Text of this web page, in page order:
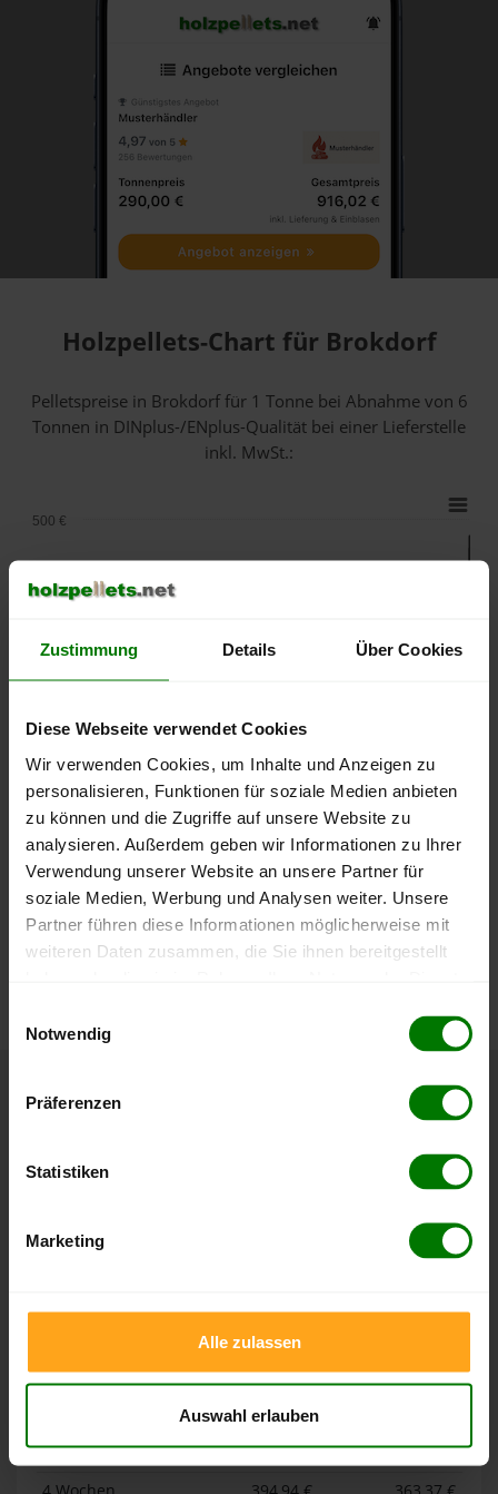
Zustimmung Details Über Cookies
Diese Webseite verwendet Cookies
Wir verwenden Cookies, um Inhalte und Anzeigen zu
personalisieren, Funktionen für soziale Medien anbieten
zu können und die Zugriffe auf unsere Website zu
analysieren. Außerdem geben wir Informationen zu Ihrer
Verwendung unserer Website an unsere Partner für
soziale Medien, Werbung und Analysen weiter. Unsere
Partner führen diese Informationen möglicherweise mit
weiteren Daten zusammen, die Sie ihnen bereitgestellt
Notwendig
Präferenzen
Statistiken
Marketing
Alle zulassen
Auswahl erlauben
Holzpellets-Chart für Brokdorf
Pelletspreise in Brokdorf für 1 Tonne bei Abnahmevon 6
Tonnen in DINplus-/ENplus-Qualität bei einer Lieferstelle
inkl. MwSt.:
lose Ware Sackware
September
Januar
Mai
250 €
300 €
400 €
450 €
500 €
Die aktuelle Preisentwicklung für Holzpellets in Deutschland
können Sie jederzeit auf unsererPelletspreise-Seite
Höchst- und Tiefststände der
Pelletspreise für lose Holzpellets und Holzpellets
Sackware in Brokdorf
. Das dazugehörige Datum zeigt,
erreicht wurde.
Lose Holzpellets
Zeitraum Höchststand
Tiefststand
4 Wochen
394,94 € 363,37 €